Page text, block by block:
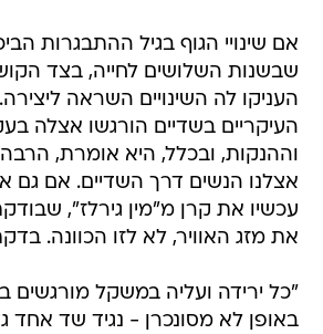
אם שינויי הגוף בגיל ההתבגרות
שבשנות השלושים לחייה, בצד
העניקו לה השינויים השראה ליצירה.
העיקריים בשדיים הורגשו אצלה
וההנקות, ובכלל, היא אומרת, הרבה
אצלנו הנשים דרך השדיים. אם גם
עכשיו את קרן מ"מין גירלז",
את מזג האוויר, לא לזו הכוונה.
"כל ירידה ועליה במשקל מורגשים
באופן לא מסונכרן - נגיד שד אחד